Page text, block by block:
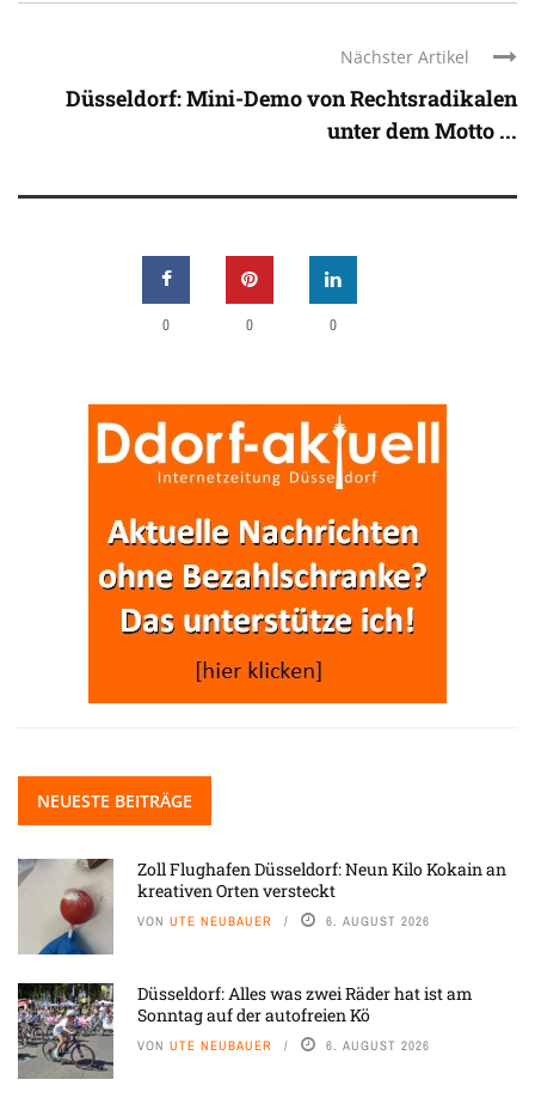
Nächster Artikel
Düsseldorf: Mini-Demo von Rechtsradikalen
unter dem Motto ...
0 0 0
NEUESTE BEITRÄGE
Zoll Flughafen Düsseldorf: Neun Kilo Kokain an
kreativen Orten versteckt
VON UTE NEUBAUER 6. AUGUST 2026
Düsseldorf: Alles was zwei Räder hat ist am
Sonntag auf der autofreien Kö
VON UTE NEUBAUER 6. AUGUST 2026